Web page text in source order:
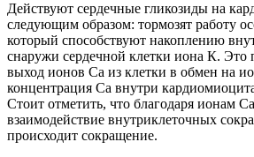
Действуют сердечные гликозиды на
следующим образом: тормозят работу
который способствуют накоплению
снаружи сердечной клетки иона К. Это
выход ионов Са из клетки в обмен на
концентрация Са внутри
Стоит отметить, что благодаря ионам
взаимодействие внутриклеточных
происходит сокращение.